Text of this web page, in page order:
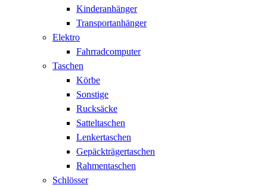
Kinderanhänger
Transportanhänger
Elektro
Fahrradcomputer
Taschen
Körbe
Sonstige
Rucksäcke
Satteltaschen
Lenkertaschen
Gepäckträgertaschen
Rahmentaschen
Schlösser